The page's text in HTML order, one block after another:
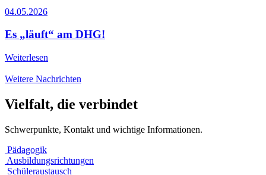
04.05.2026
Es „läuft“ am DHG!
Weiterlesen
Weitere Nachrichten
Vielfalt, die verbindet
Schwerpunkte, Kontakt und wichtige Informationen.
Pädagogik
Ausbildungsrichtungen
Schüleraustausch